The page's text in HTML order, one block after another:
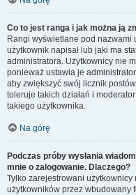
Co to jest ranga i jak można ją
Rangi wyświetlane pod
użytkownik napisał lub jaki ma
administratora. Użytkownicy nie
ponieważ ustawia je
aby zwiększyć swój licznik
toleruje takich działań i
takiego użytkownika.
Na górę
Podczas próby wysłania
mnie o zalogowanie. Dlaczego?
Tylko zarejestrowani użytkownicy
użytkowników przez wbudowany